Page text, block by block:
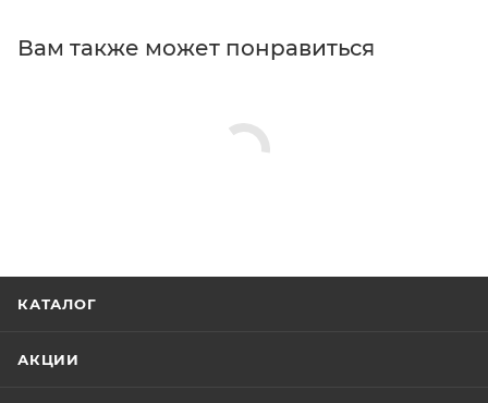
Вам также может понравиться
КАТАЛОГ
АКЦИИ